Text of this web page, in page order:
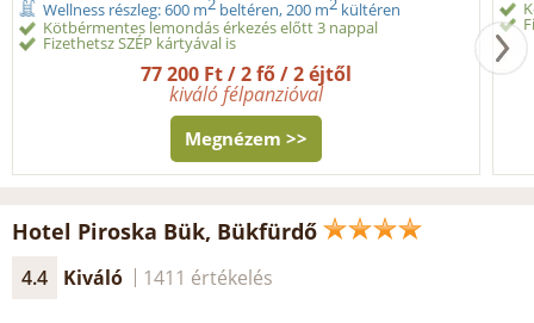
Wellness részleg: 600 m beltéren, 200 m
kültéren
Kötbérmentes lemondás érkezés előtt 3 nappal
Fizethetsz SZÉP kártyával is
77 200 Ft / 2 fő / 2 éjtől
kiváló félpanzióval
Megnézem >>
Hotel Piroska Bük, Bükfürdő
4.4 Kiváló 1411 értékelés